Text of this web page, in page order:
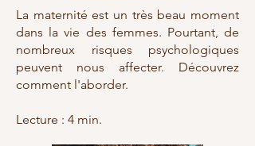
La maternité est un très beau moment
dans la vie des femmes. Pourtant, de
nombreux risques psychologiques
peuvent nous affecter. Découvrez
comment l'aborder.
Lecture : 4 min.